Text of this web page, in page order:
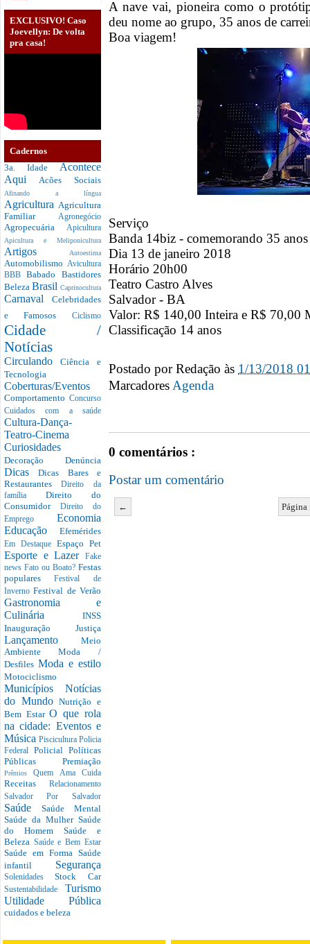
EXCLUSIVO! Caso
Joevellyn: De volta
pra casa!
Cadernos
3a. Idade Acontece
Aqui Acões Sociais
Afinando a língua
Agricultura Agricultura
Familiar Agronegócio
Agropecuária Apicultura
Apicultura e Meliponicultura
Artigos Autoestima
Automobilismo Avicultura
BBBBabado Bastidores
Beleza Brasil Caprinocultura
Carnaval Celebridades
e Famosos Ciclismo
Cidade /
Notícias
CirculandoCiência e
Tecnologia
Coberturas/Eventos
Comportamento Concurso
Cuidados com a saúde
Cultura-Dança-
Teatro-Cinema
Curiosidades
Decoração Denúncia
DicasDicas Bares e
RestaurantesDireito da
família Direito do
Consumidor Direito do
Emprego Economia
Educação Efemérides
Em Destaque Espaço Pet
Esporte e Lazer
Fake
news Fato ou Boato? Festas
popularesFestival de
InvernoFestival de Verão
Gastronomia e
Culinária INSS
Inauguração Justiça
Lançamento Meio
AmbienteModa /
Desfiles Moda e estilo
Motociclismo
Municípios Notícias
do MundoNutrição e
Bem EstarO que rola
na cidade: Eventos e
Música Piscicultura Policia
Federal Policial Políticas
Públicas Premiação
PrêmiosQuem Ama Cuida
Receitas Relacionamento
Salvador Por Salvador
Saúde Saúde Mental
Saúde da Mulher Saúde
do Homem Saúde e
Beleza Saúde e Bem Estar
Saúde em Forma Saúde
infantil Segurança
SolenidadesStock Car
Sustentabilidade Turismo
Utilidade Pública
cuidados e beleza
A nave vai, pioneira como o
deu nome ao grupo, 35 anos de
Boa viagem!
Serviço
Banda 14biz - comemorando 35 anos
Dia 13 de janeiro 2018
Horário 20h00
Teatro Castro Alves
Salvador - BA
Valor: R$ 140,00 Inteira e R$ 70,00
Classificação 14 anos
Postado porRedação às 1/13/2018
MarcadoresAgenda
0 comentários :
Postar um comentário
←